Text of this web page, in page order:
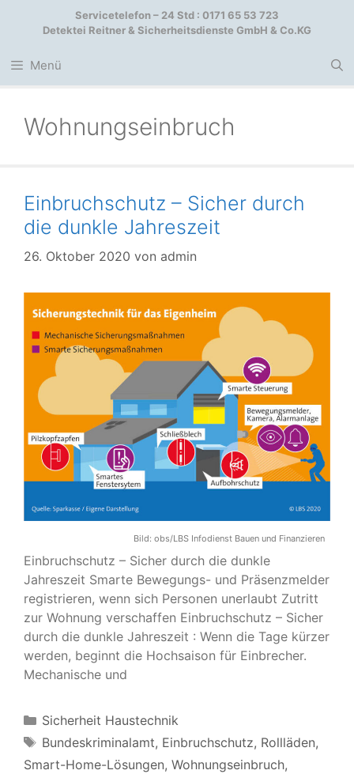
Servicetelefon – 24 Std : 0171 65 53 723
Detektei Reitner & Sicherheitsdienste GmbH & Co.KG
Menü
Wohnungseinbruch
Einbruchschutz – Sicher durch
die dunkle Jahreszeit
26. Oktober 2020 von admin
Bild: obs/LBS Infodienst Bauen und Finanzieren
Einbruchschutz – Sicher durch die dunkle
Jahreszeit Smarte Bewegungs- und Präsenzmelder
registrieren, wenn sich Personen unerlaubt Zutritt
zur Wohnung verschaffen Einbruchschutz – Sicher
durch die dunkle Jahreszeit : Wenn die Tage kürzer
werden, beginnt die Hochsaison für Einbrecher.
Mechanische und
Kategorien
Sicherheit Haustechnik
Schlagwörter
Bundeskriminalamt, Einbruchschutz, Rollläden,
Smart-Home-Lösungen, Wohnungseinbruch,